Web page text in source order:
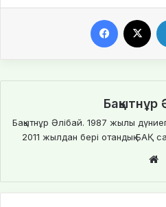
Facebook
Бақытнұр
Бақытнұр Әлібай. 1987 жылы
2011 жылдан бері отандық БАҚ